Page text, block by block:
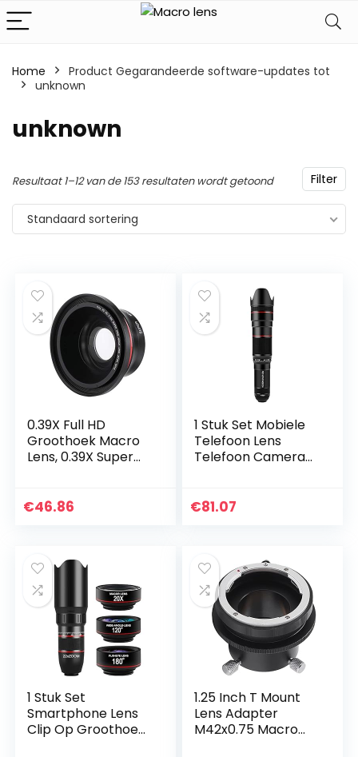
Home
Product Gegarandeerde software-updates tot
‎unknown
‎unknown
Filter
Resultaat 1–12 van de 153 resultaten wordt getoond
Standaard sortering
0.39X Full HD
Groothoek Macro
Lens, 0.39X Super
Telefoon Clip voor
€46.86
1 Stuk Set Mobiele
Telefoon Lens
Telefoon Camera
Macro Lens Clip Op
€81.07
1 Stuk Set
Smartphone Lens
Clip Op Groothoek
1.25 Inch T Mount
Lens Adapter
M42x0.75 Macro